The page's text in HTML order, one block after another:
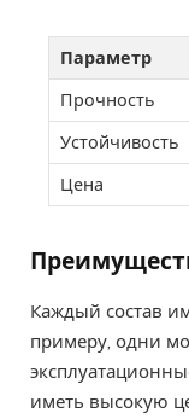
Параметр
Прочность
Устойчивость
Цена
Каждый состав
примеру, одни
иметь высокую